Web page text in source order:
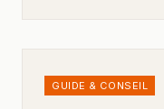
GUIDE & CONSEIL